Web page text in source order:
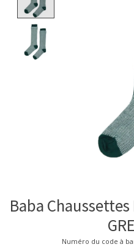
Baba
Numéro du code à